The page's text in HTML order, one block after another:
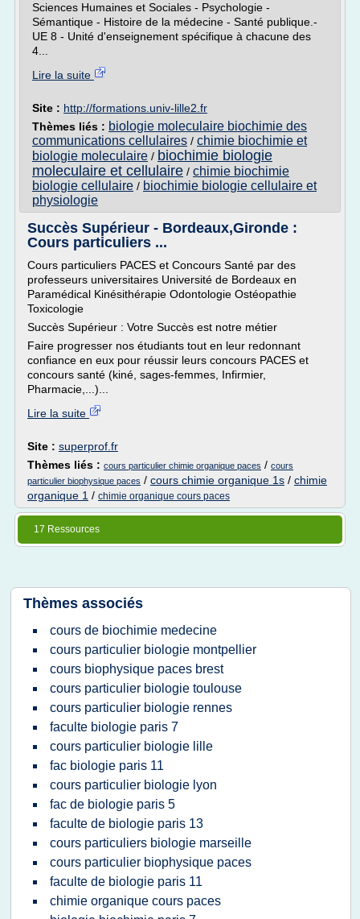
Sciences Humaines et Sociales - Psychologie -
Sémantique - Histoire de la médecine - Santé publique.-
UE 8 - Unité d'enseignement spécifique à chacune des
4...
Lire la suite
Site : http://formations.univ-lille2.fr
Thèmes liés : biologie moleculaire biochimie des
communications cellulaires / chimie biochimie et
biologie moleculaire / biochimie biologie
moleculaire et cellulaire / chimie biochimie
biologie cellulaire / biochimie biologie cellulaire et
physiologie
Succès Supérieur - Bordeaux,Gironde :
Cours particuliers ...
Cours particuliers PACES et Concours Santé par des
professeurs universitaires Université de Bordeaux en
Paramédical Kinésithérapie Odontologie Ostéopathie
Toxicologie
Succès Supérieur : Votre Succès est notre métier
Faire progresser nos étudiants tout en leur redonnant
confiance en eux pour réussir leurs concours PACES et
concours santé (kiné, sages-femmes, Infirmier,
Pharmacie,...)...
Lire la suite
Site : superprof.fr
Thèmes liés : cours particulier chimie organique paces / cours
particulier biophysique paces / cours chimie organique 1s / chimie
organique 1 / chimie organique cours paces
17 Ressources
Thèmes associés
cours de biochimie medecine
cours particulier biologie montpellier
cours biophysique paces brest
cours particulier biologie toulouse
cours particulier biologie rennes
faculte biologie paris 7
cours particulier biologie lille
fac biologie paris 11
cours particulier biologie lyon
fac de biologie paris 5
faculte de biologie paris 13
cours particuliers biologie marseille
cours particulier biophysique paces
faculte de biologie paris 11
chimie organique cours paces